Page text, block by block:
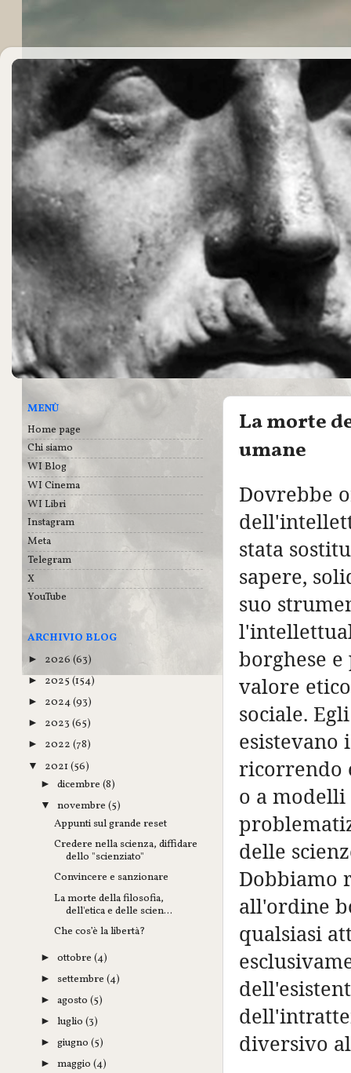
La morte
umane
Dovrebbe
stata
sapere,
suo
borghese e
valore
sociale.
esistevano
ricorrendo
o a
delle
Dobbiamo
all'ordine
qualsiasi
diversivo
MENÙ
Home page
Chi siamo
WI Blog
WI Cinema
WI Libri
Instagram
Meta
Telegram
X
YouTube
ARCHIVIO BLOG
► 2026 (63)
► 2025 (154)
► 2024(93)
► 2023 (65)
► 2022 (78)
▼ 2021 (56)
►dicembre(8)
▼novembre(5)
Appunti sul grande reset
Credere nella scienza, diffidare
dello "scienziato"
Convincere e sanzionare
La morte della filosofia,
dell'etica e delle scien...
Che cos’è la libertà?
►ottobre(4)
► settembre(4)
►agosto(5)
►luglio(3)
►giugno(5)
►maggio(4)